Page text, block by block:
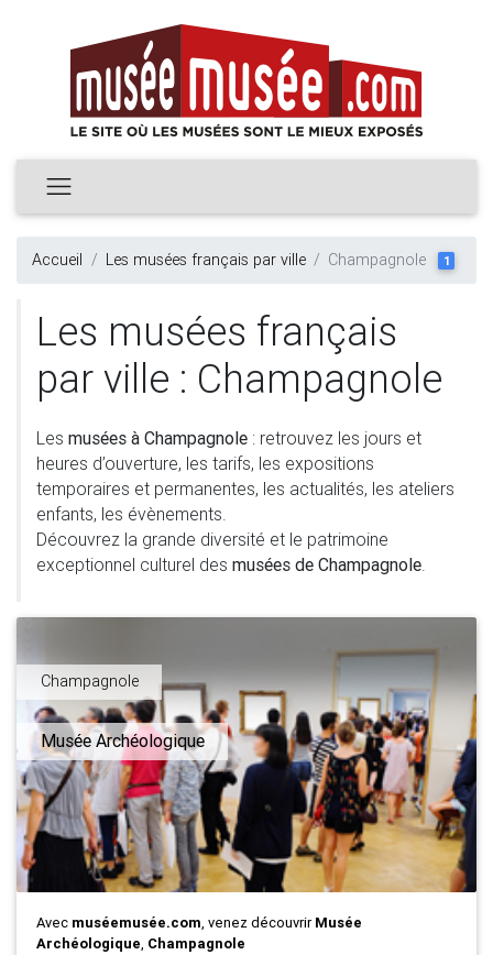
Accueil Les musées français par ville Champagnole 1
Les musées français
par ville : Champagnole
Les musées à Champagnole: retrouvez les jours et
heures d’ouverture, les tarifs, les expositions
temporaires et permanentes, les actualités, les ateliers
enfants, les évènements.
Découvrez la grande diversité et le patrimoine
exceptionnel culturel des musées de Champagnole.
Champagnole
Musée Archéologique
Avec muséemusée.com, venez découvrirMusée
Archéologique, Champagnole